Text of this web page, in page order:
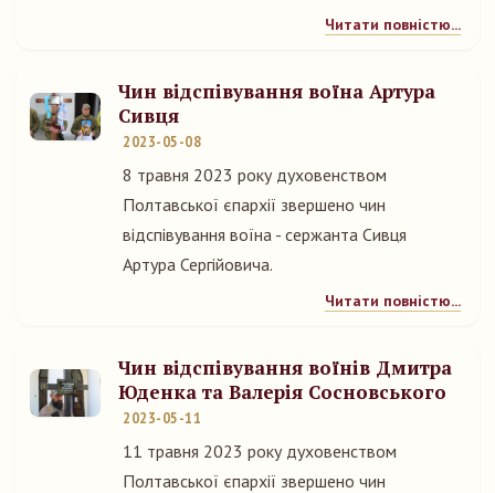
Читати повністю...
Чин відспівування воїна Артура
Сивця
2023-05-08
8 травня 2023 року духовенством
Полтавської єпархії звершено чин
відспівування воїна - сержанта Сивця
Артура Сергійовича.
Читати повністю...
Чин відспівування воїнів Дмитра
Юденка та Валерія Сосновського
2023-05-11
11 травня 2023 року духовенством
Полтавської єпархії звершено чин